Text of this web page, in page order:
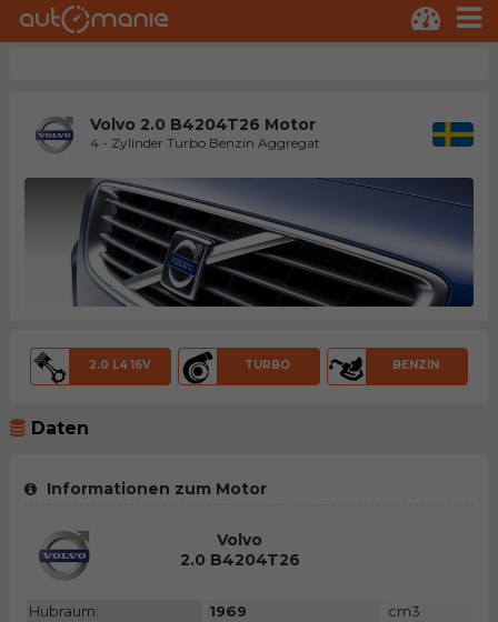
Volvo 2.0 B4204T26 Motor
4 - Zylinder Turbo Benzin Aggregat
2.0 L4 16V TURBO BENZIN
Daten
Informationen zum Motor
Volvo
2.0 B4204T26
Hubraum: 1969
cm3